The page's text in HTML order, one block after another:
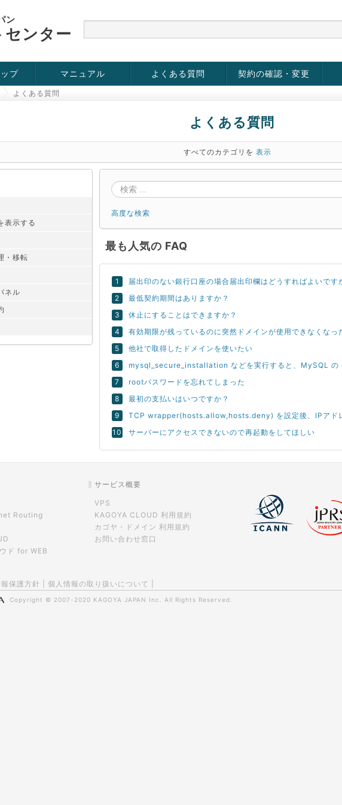
ン
センター
プ
ンス情報
マニュアル よくある質問 契約の確認・変更
よくある質問
よくある質問
すべてのカテゴリを 表示
表示する
・移転
ネル
高度な検索
最も人気の FAQ
届出印のない銀行口座の場合届出印欄はどうすればよいです
最低契約期間はありますか？
休止にすることはできますか？
有効期限が残っているのに突然ドメインが使用できなくなっ
他社で取得したドメインを使いたい
mysql_secure_installation などを実行すると、MySQL の
rootパスワードを忘れてしまった
最初の支払いはいつですか？
TCP wrapper(hosts.allow,hosts.deny) を設定後、IPアド
サーバーにアクセスできないので再起動をしてほしい
Routing
ド for WEB
サービス概要
VPS
KAGOYA CLOUD 利用規約
カゴヤ・ドメイン 利用規約
お問い合わせ窓口
保護方針 個人情報の取り扱いについて
Copyright © 2007-2020 KAGOYA JAPAN Inc. All Rights Reserved.